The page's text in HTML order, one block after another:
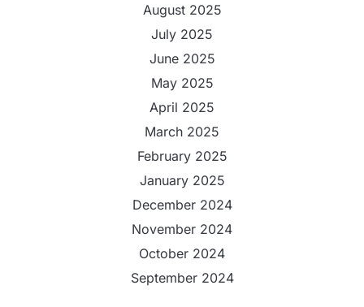
August 2025
July 2025
June 2025
May 2025
April 2025
March 2025
February 2025
January 2025
December 2024
November 2024
October 2024
September 2024